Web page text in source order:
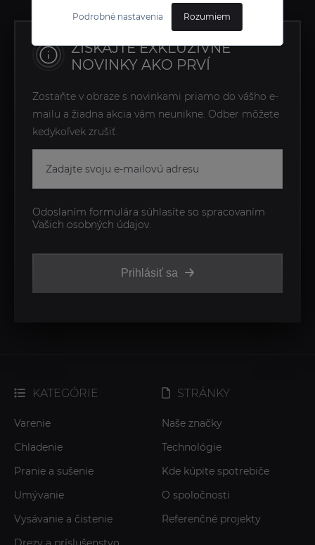
Podrobné nastavenia Rozumiem
ZÍSKAJTE EXKLUZÍVNE
NOVINKY AKO PRVÍ
Zostaňte v obraze s novinkami priamo do vášho e-
mailu a žiadna akcia vám neunikne. Odber môžete
kedykoľvek zrušiť.
Prihlásiť sa
Odoslaním formulára súhlasíte so spracovaním
Vašich osobných údajov.
KATEGÓRIE
Varenie
Chladenie
Pranie a sušenie
Umývanie
Vysávanie a čistenie
STRÁNKY
Naše značky
Technológie
Kde kúpite spotrebiče
O spoločnosti
Referenčné projekty